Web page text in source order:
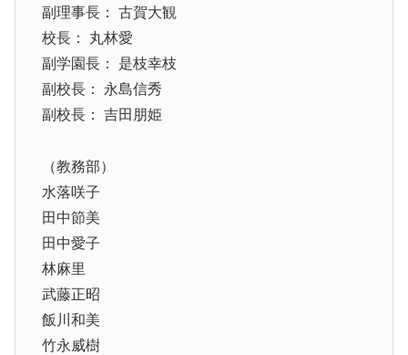
副理事長： 古賀大観
校長： 丸林愛
副学園長： 是枝幸枝
副校長： 永島信秀
副校長： 吉田朋姫
（教務部）
水落咲子
田中節美
田中愛子
林麻里
武藤正昭
飯川和美
竹永威樹